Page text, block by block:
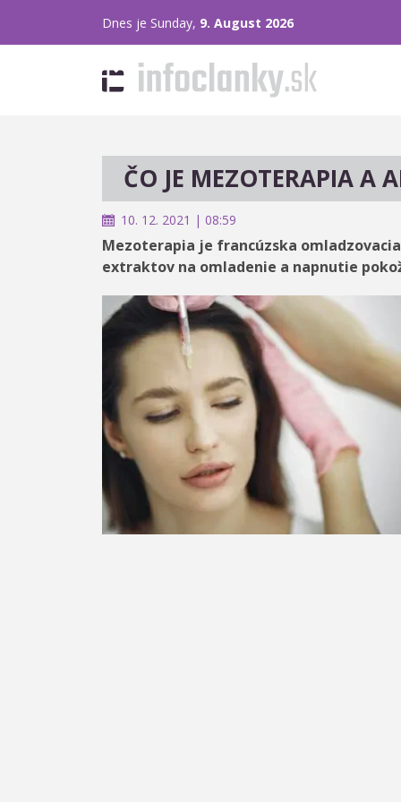
Dnes je Sunday, 9. August 2026
ČO JE MEZOTERAPIA A
10. 12. 2021 | 08:59
Mezoterapia je francúzska
extraktov na omladenie a napnutie